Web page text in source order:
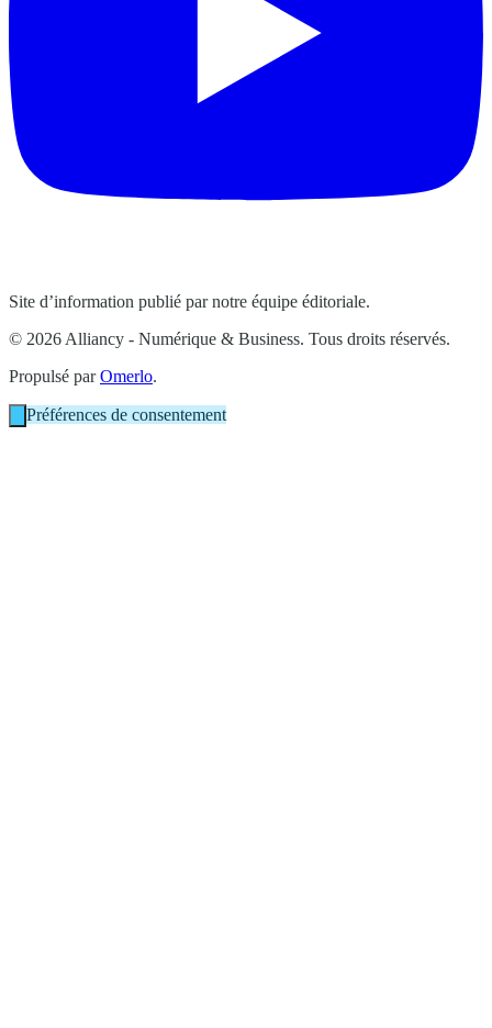
Site d’information publié par notre équipe éditoriale.
© 2026 Alliancy - Numérique & Business. Tous droits réservés.
Propulsé parOmerlo.
Préférences de consentement